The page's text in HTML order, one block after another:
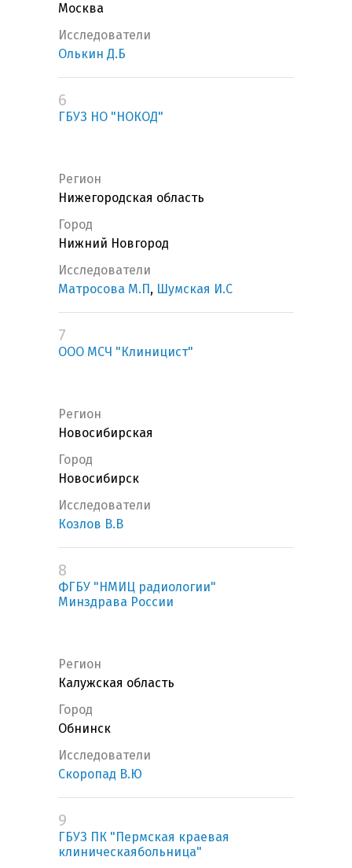
Москва
Исследователи
Олькин Д.Б
6
ГБУЗ НО "НОКОД"
Регион
Нижегородская область
Город
Нижний Новгород
Исследователи
Матросова М.П , Шумская И.С
7
ООО МСЧ "Клиницист"
Регион
Новосибирская
Город
Новосибирск
Исследователи
Козлов В.В
8
ФГБУ "НМИЦ радиологии"
Минздрава России
Регион
Калужская область
Город
Обнинск
Исследователи
Скоропад В.Ю
9
ГБУЗ ПК "Пермская краевая
клиническаябольница"